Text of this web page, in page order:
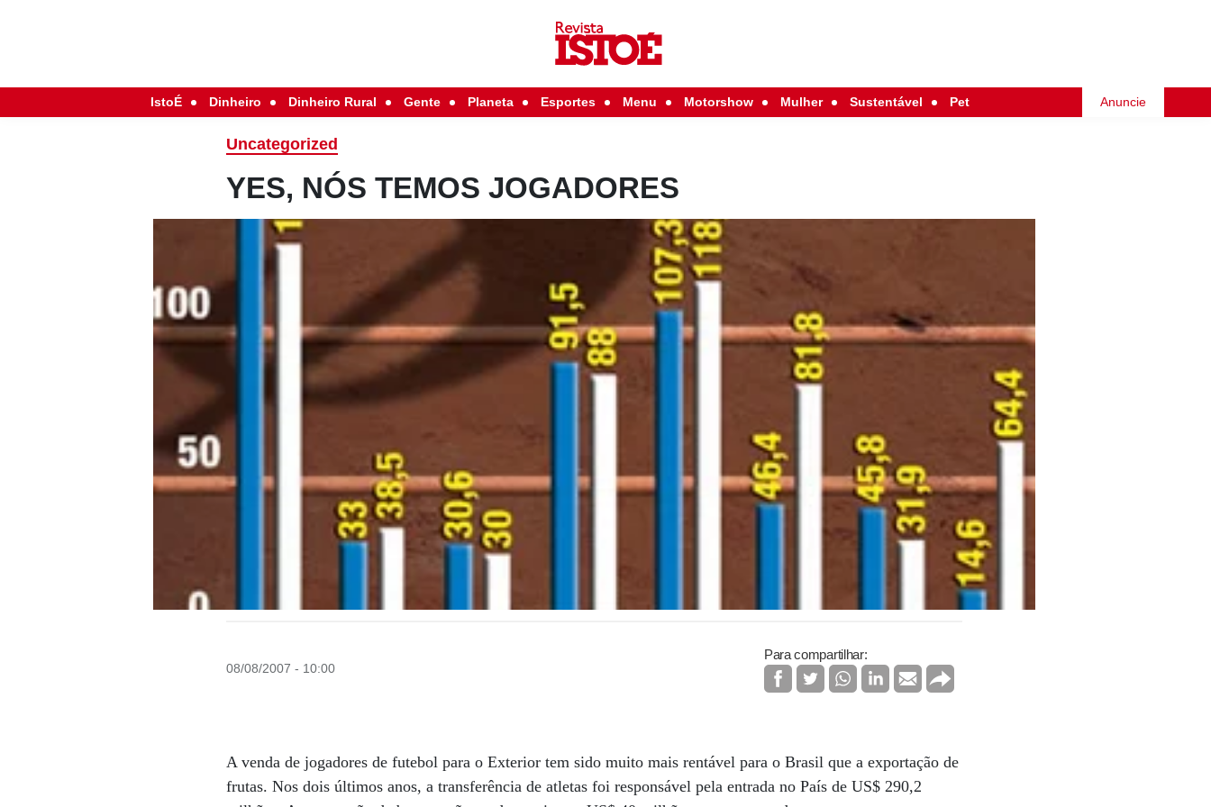
IstoÉ Dinheiro Dinheiro Rural Gente Planeta Esportes Menu Motorshow Mulher Sustentável Pet Anuncie
Uncategorized
YES, NÓS TEMOS JOGADORES
08/08/2007 - 10:00
Para compartilhar:
A venda de jogadores de futebol para o Exterior tem sido muito mais rentável para o Brasil que a exportação de
frutas. Nos dois últimos anos, a transferência de atletas foi responsável pela entrada no País de US$ 290,2